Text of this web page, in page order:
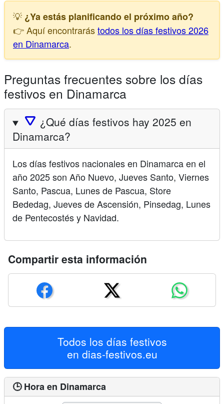
💡 ¿Ya estás planificando el próximo año?
👉 Aquí encontrarástodos los días festivos 2026
en Dinamarca.
Preguntas frecuentes sobre los días
festivos en Dinamarca
🛆 ¿Qué días festivos hay 2025 en
Dinamarca?
Los días festivos nacionales en Dinamarca en el
año 2025 son Año Nuevo, Jueves Santo, Viernes
Santo, Pascua, Lunes de Pascua, Store
Bededag, Jueves de Ascensión, Pinsedag, Lunes
de Pentecostés y Navidad.
Compartir esta información
Todos los días festivos
en dias-festivos.eu
🕒 Hora en Dinamarca